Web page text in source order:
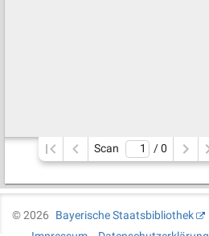
Scan / 0
©2026
Bayerische Staatsbibliothek